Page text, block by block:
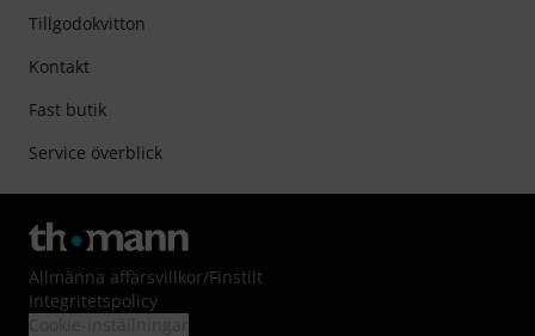
Tillgodokvitton
Kontakt
Fast butik
Service överblick
Allmänna affärsvillkor/Finstilt
Integritetspolicy